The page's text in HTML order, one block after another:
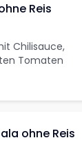
Reis
Chilisauce,
Tomaten
ohne Reis